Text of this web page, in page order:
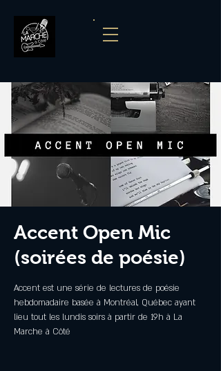
Accent Open Mic
(soirées de poésie)
Accent est une série de lectures de poésie
hebdomadaire basée à Montréal, Québec ayant
lieu tout les lundis soirs à partir de 19h à La
Marche à Côté